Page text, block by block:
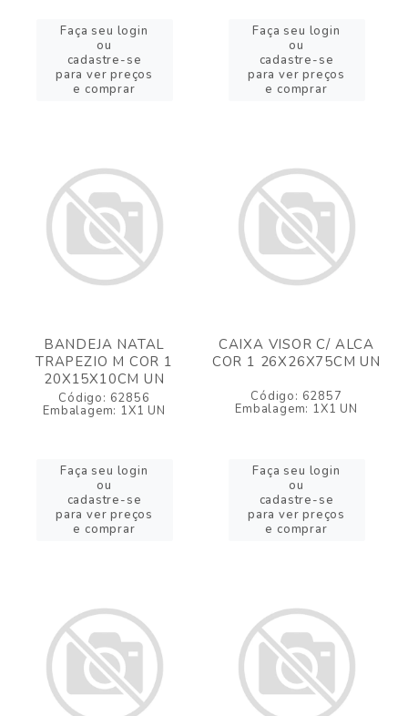
Faça seu login
ou
cadastre-se
para ver preços
e comprar
Faça seu login
ou
cadastre-se
para ver preços
e comprar
BANDEJA NATAL
TRAPEZIO M COR 1
20X15X10CM UN
Código: 62856
Embalagem: 1X1 UN
Faça seu login
ou
cadastre-se
para ver preços
e comprar
CAIXA VISOR C/ ALCA
COR 1 26X26X75CM UN
Código: 62857
Embalagem: 1X1 UN
Faça seu login
ou
cadastre-se
para ver preços
e comprar